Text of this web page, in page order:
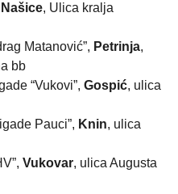
Našice, Ulica kralja
Matanović”, Petrinja,
bb
“Vukovi”, Gospić, ulica
Pauci”, Knin, ulica
Vukovar, ulica Augusta